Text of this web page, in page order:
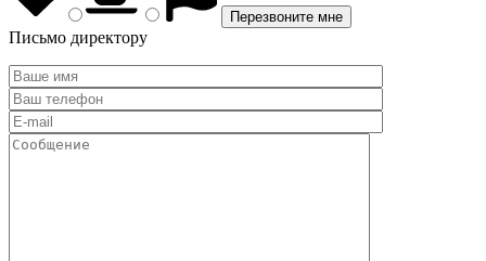
Письмо директору